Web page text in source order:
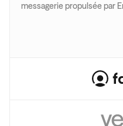
messagerie propulsée par